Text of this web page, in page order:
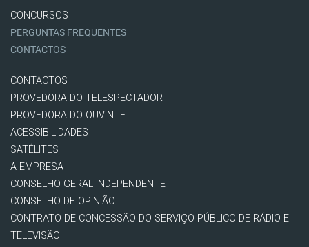
CONCURSOS
PERGUNTAS FREQUENTES
CONTACTOS
CONTACTOS
PROVEDORA DO TELESPECTADOR
PROVEDORA DO OUVINTE
ACESSIBILIDADES
SATÉLITES
A EMPRESA
CONSELHO GERAL INDEPENDENTE
CONSELHO DE OPINIÃO
CONTRATO DE CONCESSÃO DO SERVIÇO PÚBLICO DE RÁDIO E
TELEVISÃO